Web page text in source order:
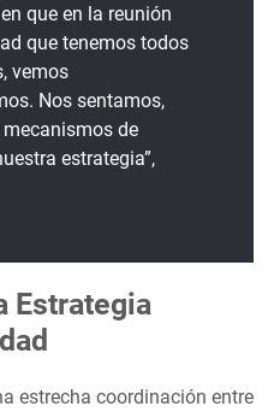
que en la reunión
que tenemos todos
vemos
Nos sentamos,
de
estrategia”,
Estrategia
estrecha coordinación entre